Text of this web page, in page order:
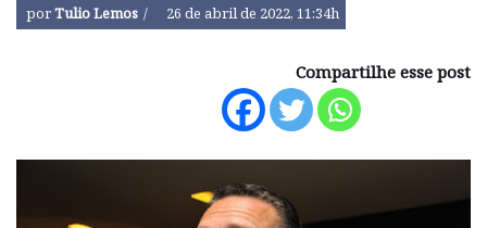
porTulio Lemos 26 de abril de 2022, 11:34h
Compartilhe esse post